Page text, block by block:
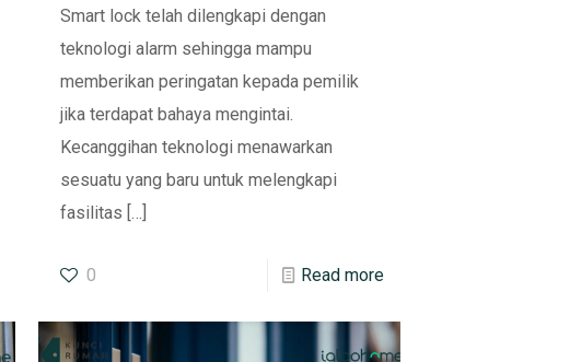
Smart lock telah dilengkapi dengan
teknologi alarm sehingga mampu
memberikan peringatan kepada pemilik
jika terdapat bahaya mengintai.
Kecanggihan teknologi menawarkan
sesuatu yang baru untuk melengkapi
fasilitas […]
0 Read more